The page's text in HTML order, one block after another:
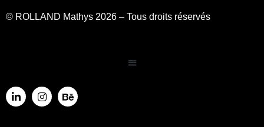
© ROLLAND Mathys 2026 – Tous droits réservés